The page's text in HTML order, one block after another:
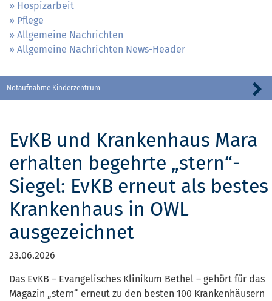
Hospizarbeit
Pflege
Allgemeine Nachrichten
Allgemeine Nachrichten News-Header
Notaufnahme Kinderzentrum
EvKB und Krankenhaus Mara
erhalten begehrte „stern“-
Siegel: EvKB erneut als bestes
Krankenhaus in OWL
ausgezeichnet
23.06.2026
Das EvKB – Evangelisches Klinikum Bethel – gehört für das
Magazin „stern“ erneut zu den besten 100 Krankenhäusern